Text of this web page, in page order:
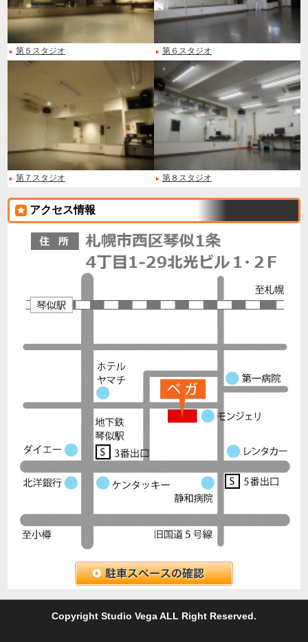
第５スタジオ 第６スタジオ
第７スタジオ 第８スタジオ
アクセス情報
Copyright Studio Vega ALL Right Reserved.